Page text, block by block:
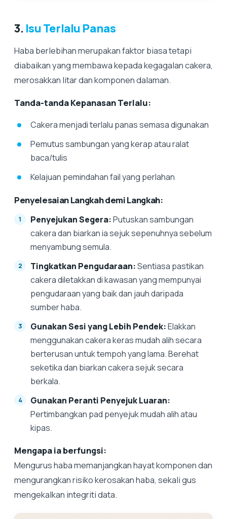
3. Isu Terlalu Panas
Haba berlebihan merupakan faktor biasa tetapi
diabaikan yang membawa kepada kegagalan cakera,
merosakkan litar dan komponen dalaman.
Tanda-tanda Kepanasan Terlalu:
Cakera menjadi terlalu panas semasa digunakan
Pemutus sambungan yang kerap atau ralat
baca/tulis
Kelajuan pemindahan fail yang perlahan
Penyelesaian Langkah demi Langkah:
Penyejukan Segera:Putuskan sambungan
cakera dan biarkan ia sejuk sepenuhnya sebelum
menyambung semula.
Tingkatkan Pengudaraan:Sentiasa pastikan
cakera diletakkan di kawasan yang mempunyai
pengudaraan yang baik dan jauh daripada
sumber haba.
Gunakan Sesi yang Lebih Pendek:Elakkan
menggunakan cakera keras mudah alih secara
berterusan untuk tempoh yang lama. Berehat
seketika dan biarkan cakera sejuk secara
berkala.
Gunakan Peranti Penyejuk Luaran:
Pertimbangkan pad penyejuk mudah alih atau
kipas.
Mengapa ia berfungsi:
Mengurus haba memanjangkan hayat komponen dan
mengurangkan risiko kerosakan haba, sekali gus
mengekalkan integriti data.